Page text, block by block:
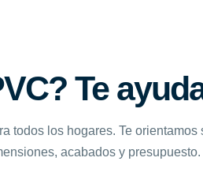
Te
todos los hogares. Te
acabados y presupuesto.